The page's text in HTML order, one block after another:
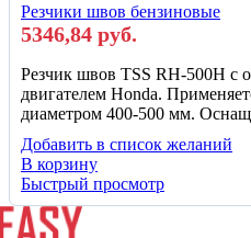
Резчики швов бензиновые
5346,84 руб.
Резчик швов TSS RH-500H c
двигателем Honda.
диаметром 400-500 мм.
Добавить в список желаний
В корзину
Быстрый просмотр